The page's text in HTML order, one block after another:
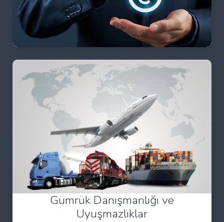
Gümrük Danışmanlığı ve
Uyuşmazlıklar